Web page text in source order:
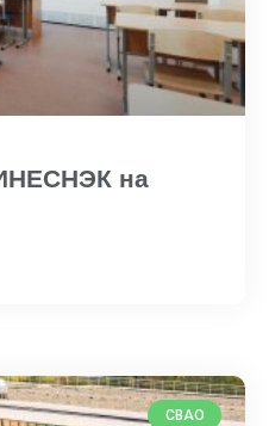
на
СВАО